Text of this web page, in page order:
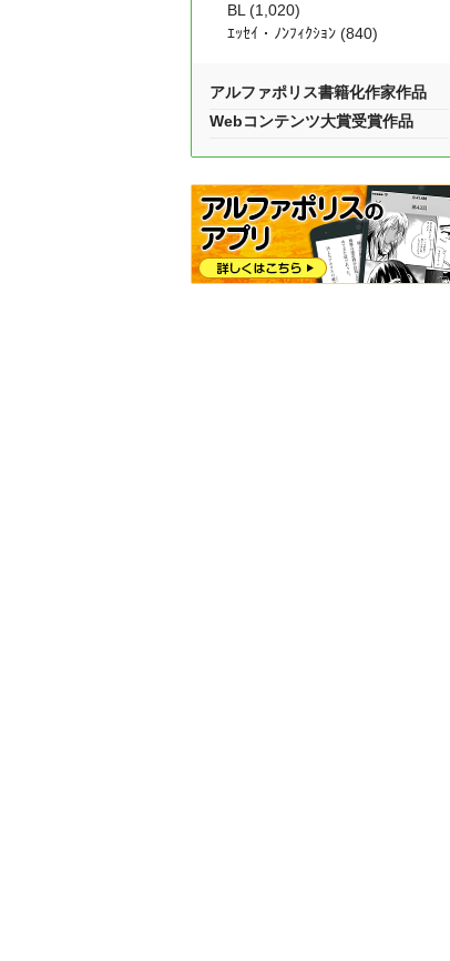
BL (1,020)
ｴｯｾｲ・ﾉﾝﾌｨｸｼｮﾝ (840)
アルファポリス書籍化作家作品
Webコンテンツ大賞受賞作品